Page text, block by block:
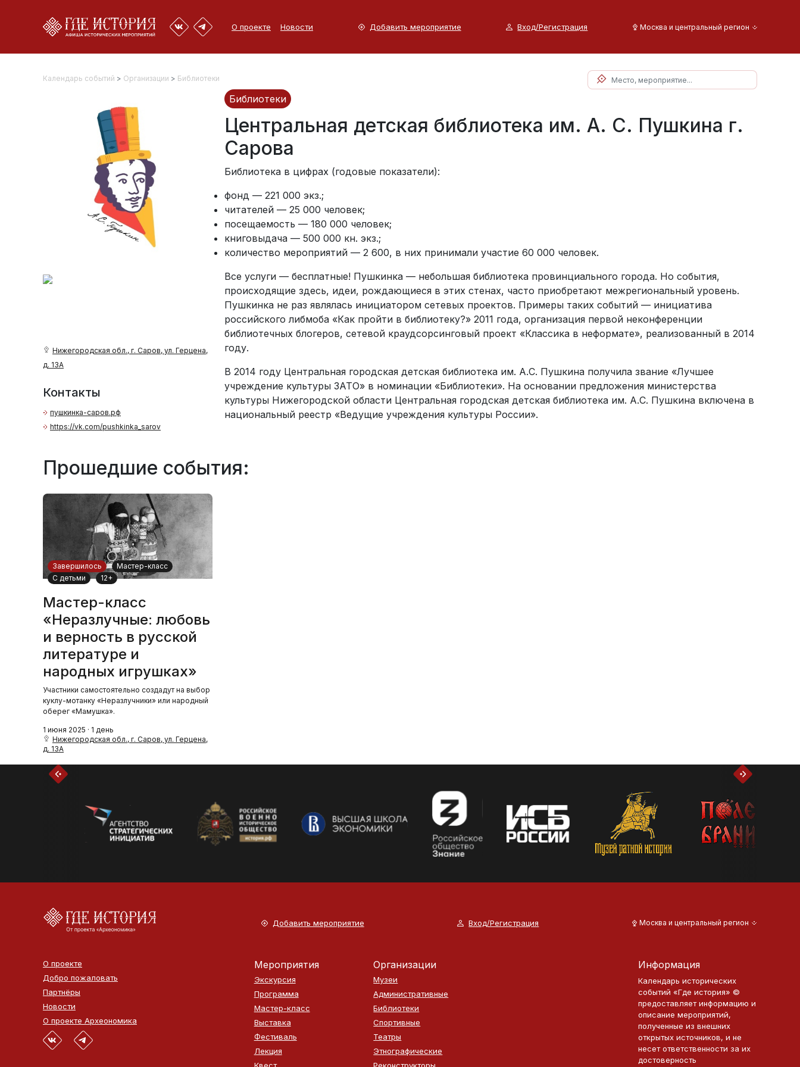
О проекте Новости Добавить мероприятие Вход/Регистрация Москва и центральный регион
Календарь событий > Организации > Библиотеки
Нижегородская обл., г. Саров, ул. Герцена,
д. 13А
Контакты
пушкинка-саров.рф
https://vk.com/pushkinka_sarov
Библиотеки
Центральная детская библиотека им. А. С. Пушкина г.
Сарова
Библиотека в цифрах (годовые показатели):
фонд — 221 000 экз.;
читателей — 25 000 человек;
посещаемость — 180 000 человек;
книговыдача — 500 000 кн. экз.;
количество мероприятий — 2 600, в них принимали участие 60 000 человек.
Все услуги — бесплатные! Пушкинка — небольшая библиотека провинциального города. Но события,
происходящие здесь, идеи, рождающиеся в этих стенах, часто приобретают межрегиональный уровень.
Пушкинка не раз являлась инициатором сетевых проектов. Примеры таких событий — инициатива
российского либмоба «Как пройти в библиотеку?» 2011 года, организация первой неконференции
библиотечных блогеров, сетевой краудсорсинговый проект «Классика в неформате», реализованный в 2014
году.
В 2014 году Центральная городская детская библиотека им. А.С. Пушкина получила звание «Лучшее
учреждение культуры ЗАТО» в номинации «Библиотеки». На основании предложения министерства
культуры Нижегородской области Центральная городская детская библиотека им. А.С. Пушкина включена в
национальный реестр «Ведущие учреждения культуры России».
Прошедшие события:
Завершилось
Мастер-класс
С детьми
12+
Мастер-класс
«Неразлучные: любовь
и верность в русской
литературе и
народных игрушках»
Участники самостоятельно создадут на выбор
куклу-мотанку «Неразлучники» или народный
оберег «Мамушка».
1 июня 2025 · 1 день
Нижегородская обл., г. Саров, ул. Герцена,
д. 13А
Добавить мероприятие Вход/Регистрация Москва и центральный регион
О проекте
Добро пожаловать
Партнёры
Новости
О проекте Археономика
Мероприятия
Экскурсия
Программа
Мастер-класс
Выставка
Фестиваль
Лекция
Организации
Музеи
Административные
Библиотеки
Спортивные
Театры
Этнографические
Информация
Календарь исторических
событий «Где история» ©
предоставляет информацию и
описание мероприятий,
полученные из внешних
открытых источников, и не
несет ответственности за их
достоверность